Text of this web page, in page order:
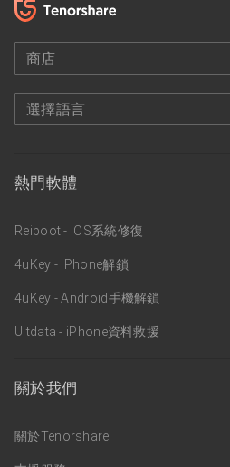
商店
選擇語言
熱門軟體
Reiboot - iOS系統修復
4uKey - iPhone解鎖
4uKey - Android手機解鎖
Ultdata - iPhone資料救援
關於我們
關於Tenorshare